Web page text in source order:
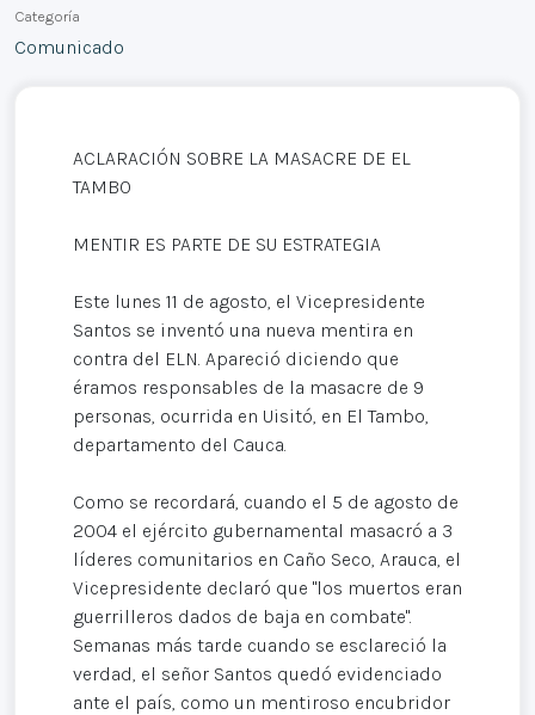
Categoría
Comunicado
ACLARACIÓN SOBRE LA MASACRE DE EL
TAMBO
MENTIR ES PARTE DE SU ESTRATEGIA
Este lunes 11 de agosto, el Vicepresidente
Santos se inventó una nueva mentira en
contra del ELN. Apareció diciendo que
éramos responsables de la masacre de 9
personas, ocurrida en Uisitó, en El Tambo,
departamento del Cauca.
Como se recordará, cuando el 5 de agosto de
2004 el ejército gubernamental masacró a 3
líderes comunitarios en Caño Seco, Arauca, el
Vicepresidente declaró que "los muertos eran
guerrilleros dados de baja en combate".
Semanas más tarde cuando se esclareció la
verdad, el señor Santos quedó evidenciado
ante el país, como un mentiroso encubridor